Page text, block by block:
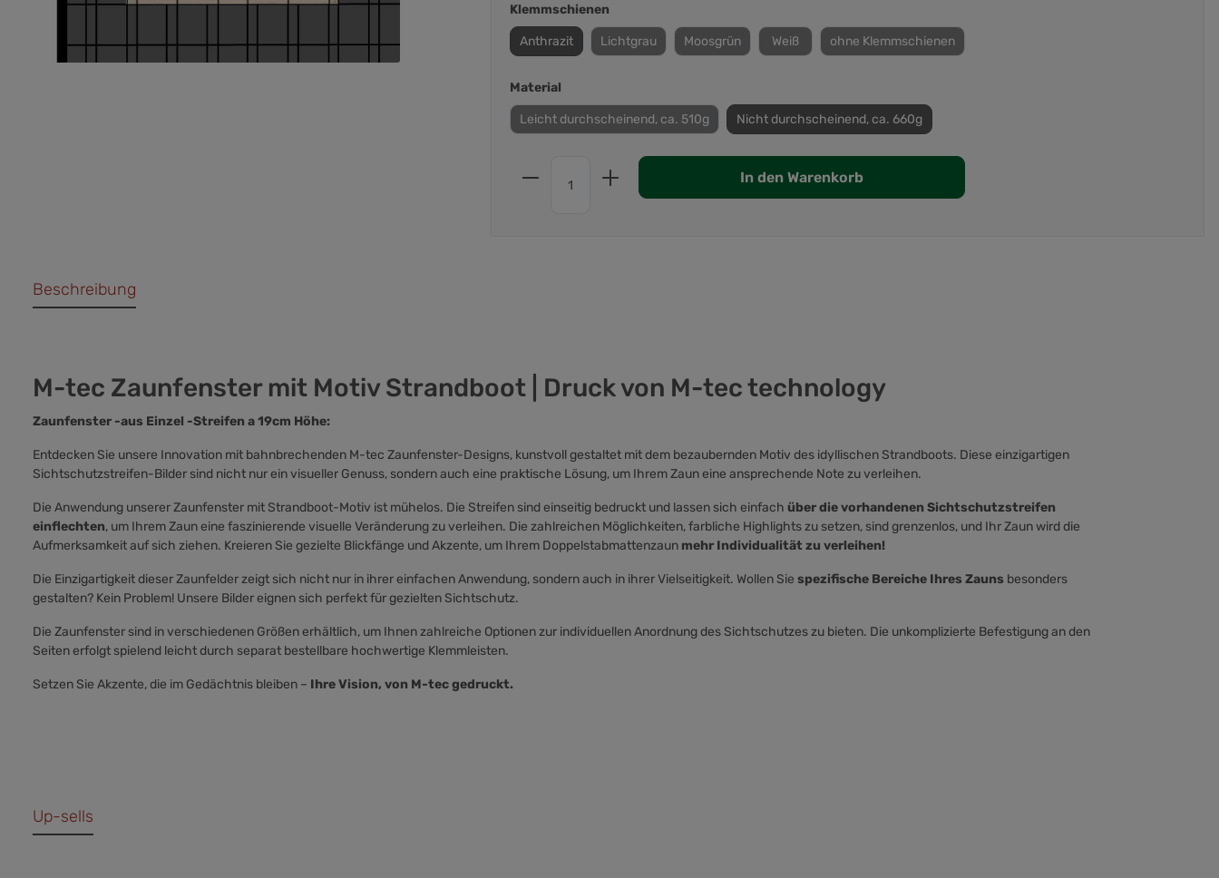
Klemmschienen
Anthrazit Lichtgrau Moosgrün Weiß ohne Klemmschienen
Material
Leicht durchscheinend, ca. 510g Nicht durchscheinend, ca. 660g
In den Warenkorb
Beschreibung
M-tec Zaunfenster mit Motiv Strandboot | Druck von M-tec technology
Zaunfenster -aus Einzel -Streifen a 19cm Höhe:
Entdecken Sie unsere Innovation mit bahnbrechenden M-tec Zaunfenster-Designs, kunstvoll gestaltet mit dem bezaubernden Motiv des idyllischen Strandboots. Diese einzigartigen
Sichtschutzstreifen-Bilder sind nicht nur ein visueller Genuss, sondern auch eine praktische Lösung, um Ihrem Zaun eine ansprechende Note zu verleihen.
Die Anwendung unserer Zaunfenster mit Strandboot-Motiv ist mühelos. Die Streifen sind einseitig bedruckt und lassen sich einfach über die vorhandenen Sichtschutzstreifen
einflechten, um Ihrem Zaun eine faszinierende visuelle Veränderung zu verleihen. Die zahlreichen Möglichkeiten, farbliche Highlights zu setzen, sind grenzenlos, und Ihr Zaun wird die
Aufmerksamkeit auf sich ziehen. Kreieren Sie gezielte Blickfänge und Akzente, um Ihrem Doppelstabmattenzaun mehr Individualität zu verleihen!
Die Einzigartigkeit dieser Zaunfelder zeigt sich nicht nur in ihrer einfachen Anwendung, sondern auch in ihrer Vielseitigkeit. Wollen Sie spezifische Bereiche Ihres Zauns besonders
gestalten? Kein Problem! Unsere Bilder eignen sich perfekt für gezielten Sichtschutz.
Die Zaunfenster sind in verschiedenen Größen erhältlich, um Ihnen zahlreiche Optionen zur individuellen Anordnung des Sichtschutzes zu bieten. Die unkomplizierte Befestigung an den
Seiten erfolgt spielend leicht durch separat bestellbare hochwertige Klemmleisten.
Setzen Sie Akzente, die im Gedächtnis bleiben – Ihre Vision, von M-tec gedruckt.
Up-sells